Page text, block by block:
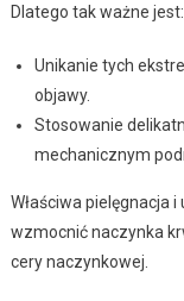
Dlatego tak ważne jest:
Unikanie tych
objawy.
Stosowanie
mechanicznym
Właściwa pielęgnacja
wzmocnić naczynka
cery naczynkowej.